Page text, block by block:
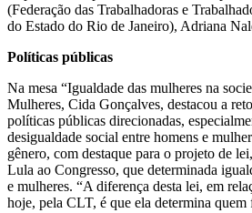
(Federação das Trabalhadoras e
do Estado do Rio de Janeiro), Adriana
Políticas públicas
Na mesa “Igualdade das mulheres na
Mulheres, Cida Gonçalves, destacou a
políticas públicas direcionadas,
desigualdade social entre homens e
gênero, com destaque para o projeto de
Lula ao Congresso, que determinada
e mulheres. “A diferença desta lei, em
hoje, pela CLT, é que ela determina quem